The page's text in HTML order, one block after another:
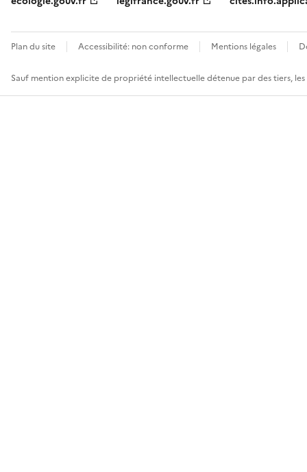
Plan du site Accessibilité: non conforme Mentions légales
Sauf mention explicite de propriété intellectuelle détenue par des tiers,